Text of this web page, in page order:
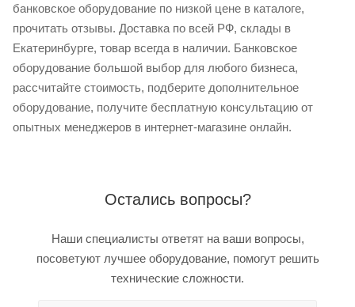
банковское оборудование по низкой цене в каталоге,
прочитать отзывы. Доставка по всей РФ, склады в
Екатеринбурге, товар всегда в наличии. Банковское
оборудование большой выбор для любого бизнеса,
рассчитайте стоимость, подберите дополнительное
оборудование, получите бесплатную консультацию от
опытных менеджеров в интернет-магазине онлайн.
Остались вопросы?
Наши специалисты ответят на ваши вопросы,
посоветуют лучшее оборудование, помогут решить
технические сложности.